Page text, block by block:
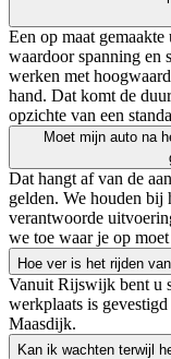
Een op maat
waardoor spanning en
werken met
hand. Dat komt de
opzichte van een
Moet mijn auto na
Dat hangt af van de
gelden. We houden bij
verantwoorde
we toe waar je op
Hoe ver is het rijden
Vanuit Rijswijk bent u
werkplaats is
Maasdijk.
Kan ik wachten terwijl